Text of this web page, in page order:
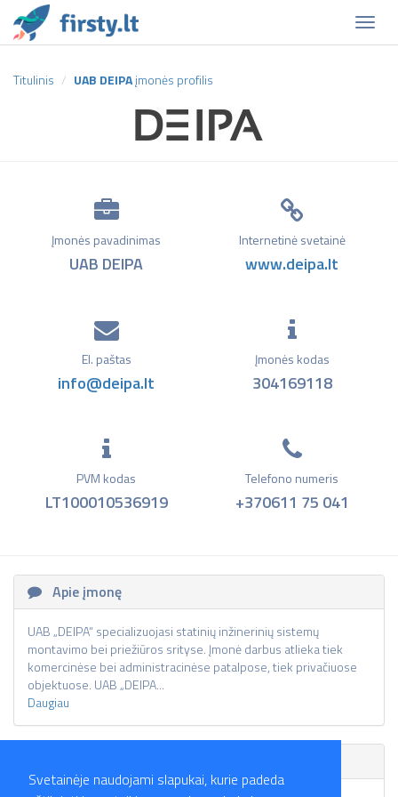
Svetainėje naudojami slapukai, kurie padeda
Titulinis UAB DEIPAįmonės profilis
Įmonės pavadinimas
UAB DEIPA
Internetinė svetainė
www.deipa.lt
El. paštas
info@deipa.lt
Įmonės kodas
304169118
PVM kodas
LT100010536919
Telefono numeris
+370611 75 041
Apie įmonę
UAB „DEIPA“ specializuojasi statinių inžinerinių sistemų
montavimo bei priežiūros srityse. Įmonė darbus atlieka tiek
komercinėse bei administracinėse patalpose, tiek privačiuose
objektuose. UAB „DEIPA...
Daugiau